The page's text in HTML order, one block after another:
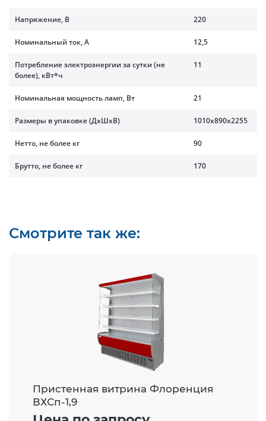
Напряжение, В 220
Номинальный ток, A 12,5
Потребление электроэнергии за сутки (не
более), кВт*ч
11
Номинальная мощность ламп, Вт 21
Размеры в упаковке (ДхШхВ) 1010x890x2255
Нетто, не более кг 90
Брутто, не более кг 170
Смотрите так же:
Пристенная витрина Флоренция
ВХСп-1,9